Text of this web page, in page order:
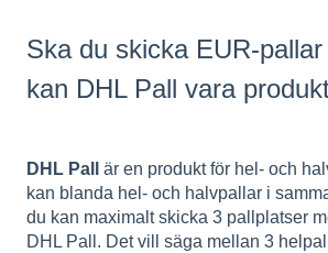
Ska du skicka EUR-
kan DHL Pall vara
DHL Pall
är en produkt för hel- och
kan blanda hel- och halvpallar i
du kan maximalt skicka 3 pallplatser
DHL Pall. Det vill säga mellan 3